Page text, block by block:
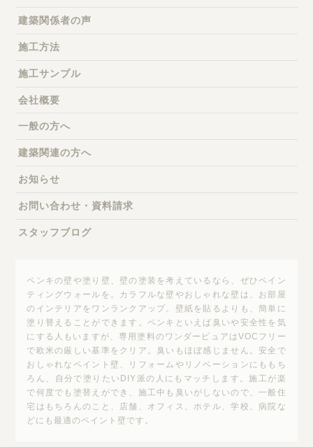
建築関係者の声
施工方法
施工サンプル
会社概要
一般の方へ
建築関連の方へ
お知らせ
お問い合わせ・資料請求
スタッフブログ
ペンキの壁や塗り壁、壁の塗装を考えているなら、ぜひペイン
ティングウォールを。カラフルな壁やおしゃれな壁は、お部屋
のインテリアをワンランクアップ。壁紙を貼るよりも、簡単に
塗り替えることができます。ペンキといえば臭いや安全性を気
にする人もいますが、専用塗料のワンダーピュアはVOCフリー
で欧米の厳しい基準をクリア。臭いもほぼ感じません。安全で
おしゃれなペイント壁、リフォームやリノベーションにももち
ろん、自分で塗りたいDIY派の人にもマッチします。施工が楽
で何度でも塗替えができ、施工中も臭いがしないので、一般住
宅はもちろんのこと、店舗、オフィス、ホテル、学校、病院な
どにも最適のペイント壁です。